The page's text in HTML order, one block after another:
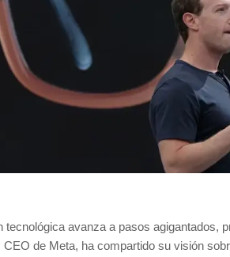
tecnológica avanza a pasos agigantados,
CEO de Meta, ha compartido su visión